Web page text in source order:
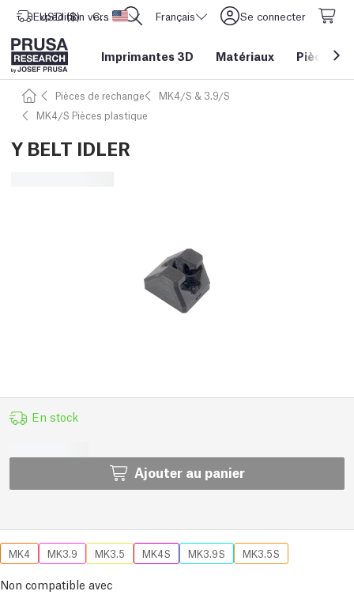
Expédition vers Etats-Unis d'Amérique
USD ($) CORE One L: Maintenant en stock ! Français Se connecter
Imprimantes 3D Matériaux Pièces&
Pièces de rechange
MK4/S & 3.9/S
MK4/S Pièces plastique
Y BELT IDLER
En stock
Ajouter au panier
MK4 MK3.9 MK3.5 MK4S MK3.9S MK3.5S
Non compatible avec